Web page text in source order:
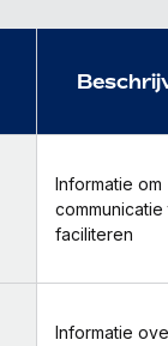
Informatie om
communicatie
faciliteren
Informatie